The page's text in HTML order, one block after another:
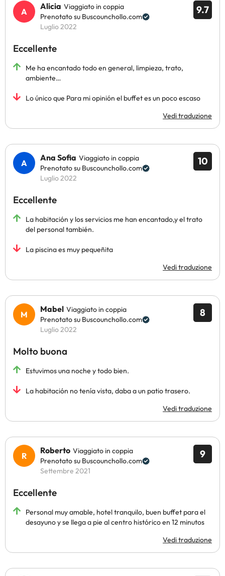
9.7
Alicia Viaggiato in coppia
Prenotato su Buscounchollo.com
Luglio 2022
Eccellente
Me ha encantado todo en general, limpieza, trato,
ambiente…
Lo único que Para mi opinión el buffet es un poco escaso
Vedi traduzione
10
Ana Sofia Viaggiato in coppia
Prenotato su Buscounchollo.com
Luglio 2022
Eccellente
La habitación y los servicios me han encantado,y el trato
del personal también.
La piscina es muy pequeñita
Vedi traduzione
8
Mabel Viaggiato in coppia
Prenotato su Buscounchollo.com
Luglio 2022
Molto buona
Estuvimos una noche y todo bien.
La habitación no tenía vista, daba a un patio trasero.
Vedi traduzione
9
Roberto Viaggiato in coppia
Prenotato su Buscounchollo.com
Settembre 2021
Eccellente
Personal muy amable, hotel tranquilo, buen buffet para el
desayuno y se llega a pie al centro histórico en 12 minutos
Vedi traduzione